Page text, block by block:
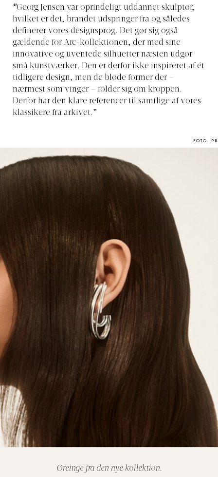
“Georg Jensen var oprindeligt uddannet skulptør,
hvilket er det, brandet udspringer fra og således
definerer vores designsprog. Det gør sig også
gældende for Arc-kollektionen, der med sine
innovative og uventede silhuetter næsten udgør
små kunstværker. Den er derfor ikke inspireret af ét
tidligere design, men de bløde former der –
nærmest som vinger – folder sig om kroppen.
Derfor har den klare referencer til samtlige af vores
klassikere fra arkivet.”
FOTO: PR
Øreinge fra den nye kollektion.